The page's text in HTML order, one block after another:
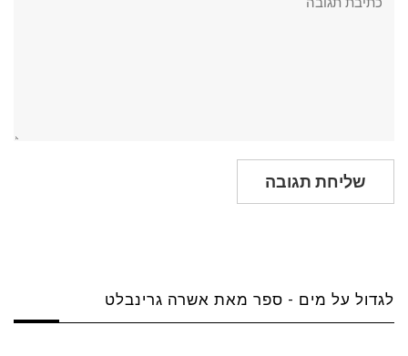
לגדול על מים - ספר מאת אשרה גרינבלט